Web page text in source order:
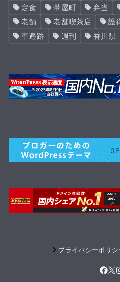
定食
帯屋町 弁当
老舗
老舗喫茶店
護
車遍路
週刊 香川県
プライバシーポリシ